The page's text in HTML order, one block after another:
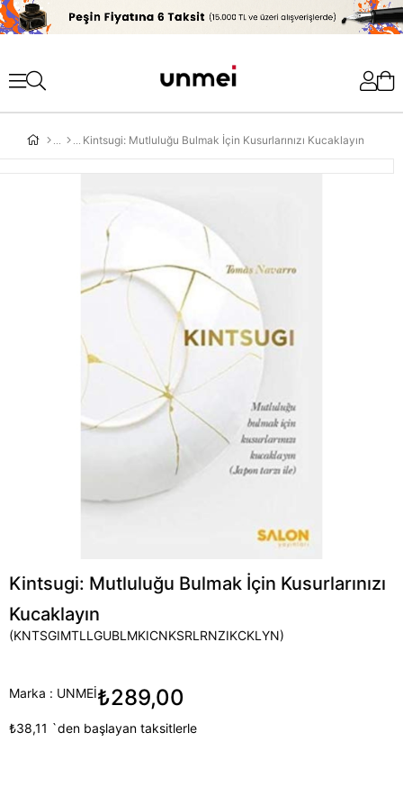
'
Kintsugi: Mutluluğu Bulmak İçin Kusurlarınızı Kucaklayın
Kintsugi: Mutluluğu Bulmak İçin Kusurlarınızı
Kucaklayın
(KNTSGIMTLLGUBLMKICNKSRLRNZIKCKLYN)
Marka : UNMEİ₺289,00
₺38,11 `den başlayan taksitlerle